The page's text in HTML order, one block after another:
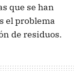
que se han
el problema
de residuos.